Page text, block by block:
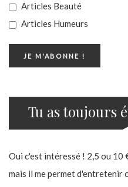
Articles Beauté
Articles Humeurs
Tu as toujours
Oui c'est intéressé ! 2,5 ou 10
mais il me permet d'entretenir